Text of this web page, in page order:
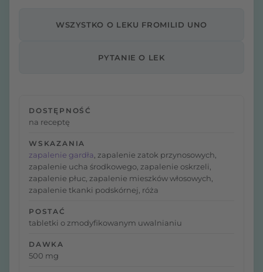
WSZYSTKO O LEKU FROMILID UNO
PYTANIE O LEK
DOSTĘPNOŚĆ
na receptę
WSKAZANIA
zapalenie gardła , zapalenie zatok przynosowych,
zapalenie ucha środkowego, zapalenie oskrzeli,
zapalenie płuc, zapalenie mieszków włosowych,
zapalenie tkanki podskórnej, róża
POSTAĆ
tabletki o zmodyfikowanym uwalnianiu
DAWKA
500 mg